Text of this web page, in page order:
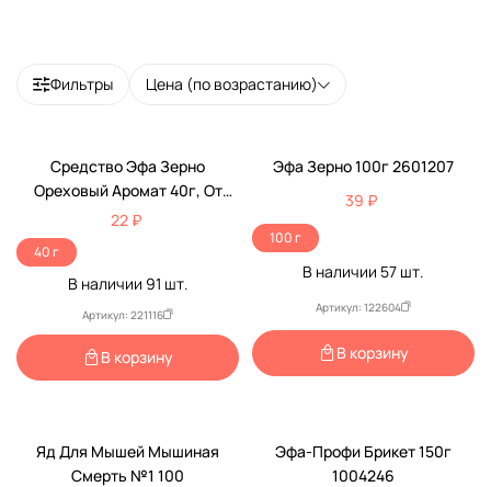
Фильтры Цена (по возрастанию)
Средство Эфа Зерно
Ореховый Аромат 40г, От
Крыс И Мышей 2601208
22 ₽
40 г
В наличии 91 шт.
Артикул: 221116
В корзину
Эфа Зерно 100г 2601207
39 ₽
100 г
В наличии 57 шт.
Артикул: 122604
В корзину
Яд Для Мышей Мышиная
Смерть №1 100
Эфа-Профи Брикет 150г
1004246